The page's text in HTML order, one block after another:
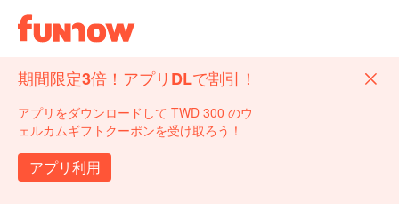
期間限定3倍！アプリDLで割引！
アプリをダウンロードして TWD 300 のウ
ェルカムギフトクーポンを受け取ろう！
アプリ利用